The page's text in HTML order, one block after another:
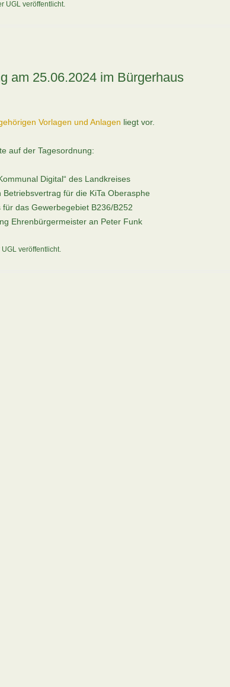
UGL veröffentlicht.
am 25.06.2024 im Bürgerhaus
Vorlagen und Anlagen liegt vor.
auf der Tagesordnung:
Digital“ des Landkreises
für die KiTa Oberasphe
das Gewerbegebiet B236/B252
Ehrenbürgermeister an Peter Funk
UGL veröffentlicht.